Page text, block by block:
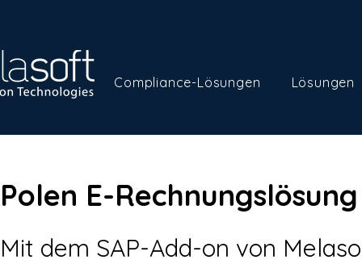
Compliance-Lösungen Lösungen
Polen E-
Mit dem SAP-Add-on von